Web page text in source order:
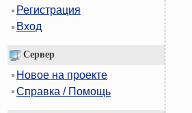
Регистрация
Вход
Сервер
Новое на проекте
Справка / Помощь